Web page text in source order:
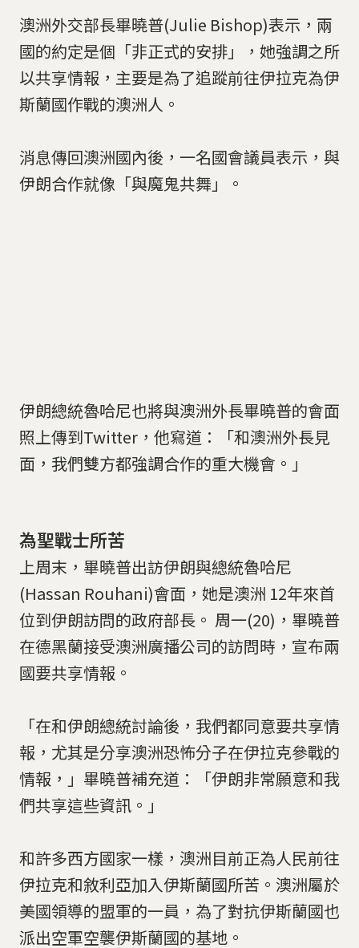
澳洲外交部長畢曉普(Julie Bishop)表示，兩
國的約定是個「非正式的安排」，她強調之所
以共享情報，主要是為了追蹤前往伊拉克為伊
斯蘭國作戰的澳洲人。
消息傳回澳洲國內後，一名國會議員表示，與
伊朗合作就像「與魔鬼共舞」。
伊朗總統魯哈尼也將與澳洲外長畢曉普的會面
照上傳到Twitter，他寫道：「和澳洲外長見
面，我們雙方都強調合作的重大機會。」
為聖戰士所苦
上周末，畢曉普出訪伊朗與總統魯哈尼
(Hassan Rouhani)會面，她是澳洲 12年來首
位到伊朗訪問的政府部長。 周一(20)，畢曉普
在德黑蘭接受澳洲廣播公司的訪問時，宣布兩
國要共享情報。
「在和伊朗總統討論後，我們都同意要共享情
報，尤其是分享澳洲恐怖分子在伊拉克參戰的
情報，」畢曉普補充道：「伊朗非常願意和我
們共享這些資訊。」
和許多西方國家一樣，澳洲目前正為人民前往
伊拉克和敘利亞加入伊斯蘭國所苦。澳洲屬於
美國領導的盟軍的一員，為了對抗伊斯蘭國也
派出空軍空襲伊斯蘭國的基地。